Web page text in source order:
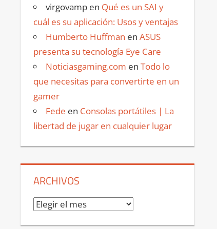
virgovamp en Qué es un SAI y
cuál es su aplicación: Usos y ventajas
Humberto Huffman enASUS
presenta su tecnología Eye Care
Noticiasgaming.com enTodo lo
que necesitas para convertirte en un
gamer
Fede en Consolas portátiles | La
libertad de jugar en cualquier lugar
ARCHIVOS
Archivos